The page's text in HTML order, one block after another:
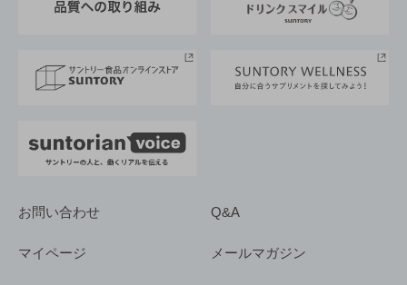
採用情報
お問い合わせ Q&A
マイページ メールマガジン